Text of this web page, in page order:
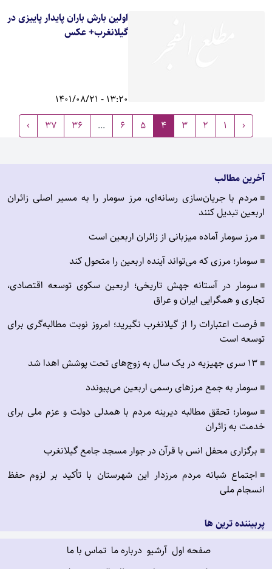
اولین بارش باران پایدار پاییزی در
گیلانغرب+ عکس
13:20 - 1401/08/21
‹
1
2
3
4
5
6
...
36
37
›
آخرین مطالب
■ مردم با جریان‌سازی رسانه‌ای، مرز سومار را به مسیر اصلی زائران
اربعین تبدیل کنند
■ مرز سومار آماده میزبانی از زائران اربعین است
■ سومار؛ مرزی که می‌تواند آینده اربعین را متحول کند
■ سومار در آستانه جهش تاریخی؛ اربعین سکوی توسعه اقتصادی،
تجاری و همگرایی ایران و عراق
■ فرصت اعتبارات را از گیلانغرب نگیرید؛ امروز نوبت مطالبه‌گری برای
توسعه است
■ ۱۳ سری جهیزیه در یک سال به زوج‌های تحت پوشش اهدا شد
■ سومار به جمع مرزهای رسمی اربعین می‌پیوندد
■ سومار؛ تحقق مطالبه دیرینه مردم با همدلی دولت و عزم ملی برای
خدمت به زائران
■ برگزاری محفل انس با قرآن در جوار مسجد جامع گیلانغرب
■ اجتماع شبانه مردم مرزدار این شهرستان با تأکید بر لزوم حفظ
انسجام ملی
پربیننده ترین ها
صفحه اول آرشیو درباره ما تماس با ما